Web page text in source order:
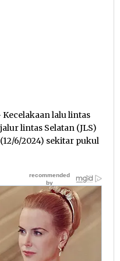
Kecelakaan lalu lintas
lintas Selatan (JLS)
6/2024) sekitar pukul